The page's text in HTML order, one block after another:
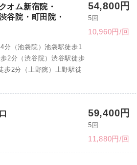
オム新宿院・
谷院・町田院・
分（池袋院）池袋駅徒歩1
2分（渋谷院）渋谷駅徒歩
歩2分（上野院）上野駅徒
54,800円
5回
10,960円/回
59,400円
5回
11,880円/回